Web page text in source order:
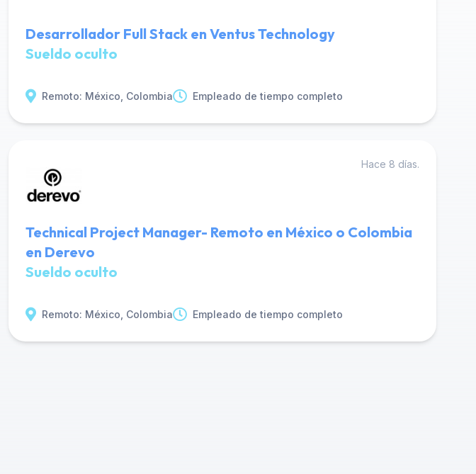
Desarrollador Full Stack en Ventus Technology
Sueldo oculto
Remoto: México, Colombia Empleado de tiempo completo
Hace 8 días.
Technical Project Manager- Remoto en México o Colombia
en Derevo
Sueldo oculto
Remoto: México, Colombia Empleado de tiempo completo